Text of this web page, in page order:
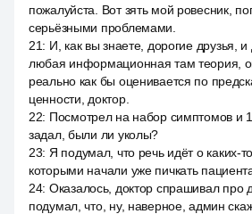
пожалуйста. Вот зять мой ровесник,
серьёзными проблемами.
21: И, как вы знаете, дорогие друзья, и
любая информационная там теория,
реально как бы оценивается по
ценности, доктор.
22: Посмотрел на набор симптомов и
задал, были ли уколы?
23: Я подумал, что речь идёт о каких-
которыми начали уже пичкать
24: Оказалось, доктор спрашивал про
подумал, что, ну, наверное, админ